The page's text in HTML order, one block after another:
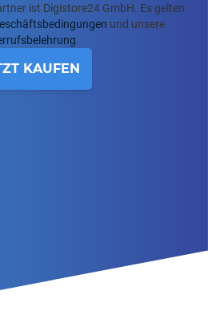
ist Digistore24 GmbH. Es gelten
und unsere
.
KAUFEN